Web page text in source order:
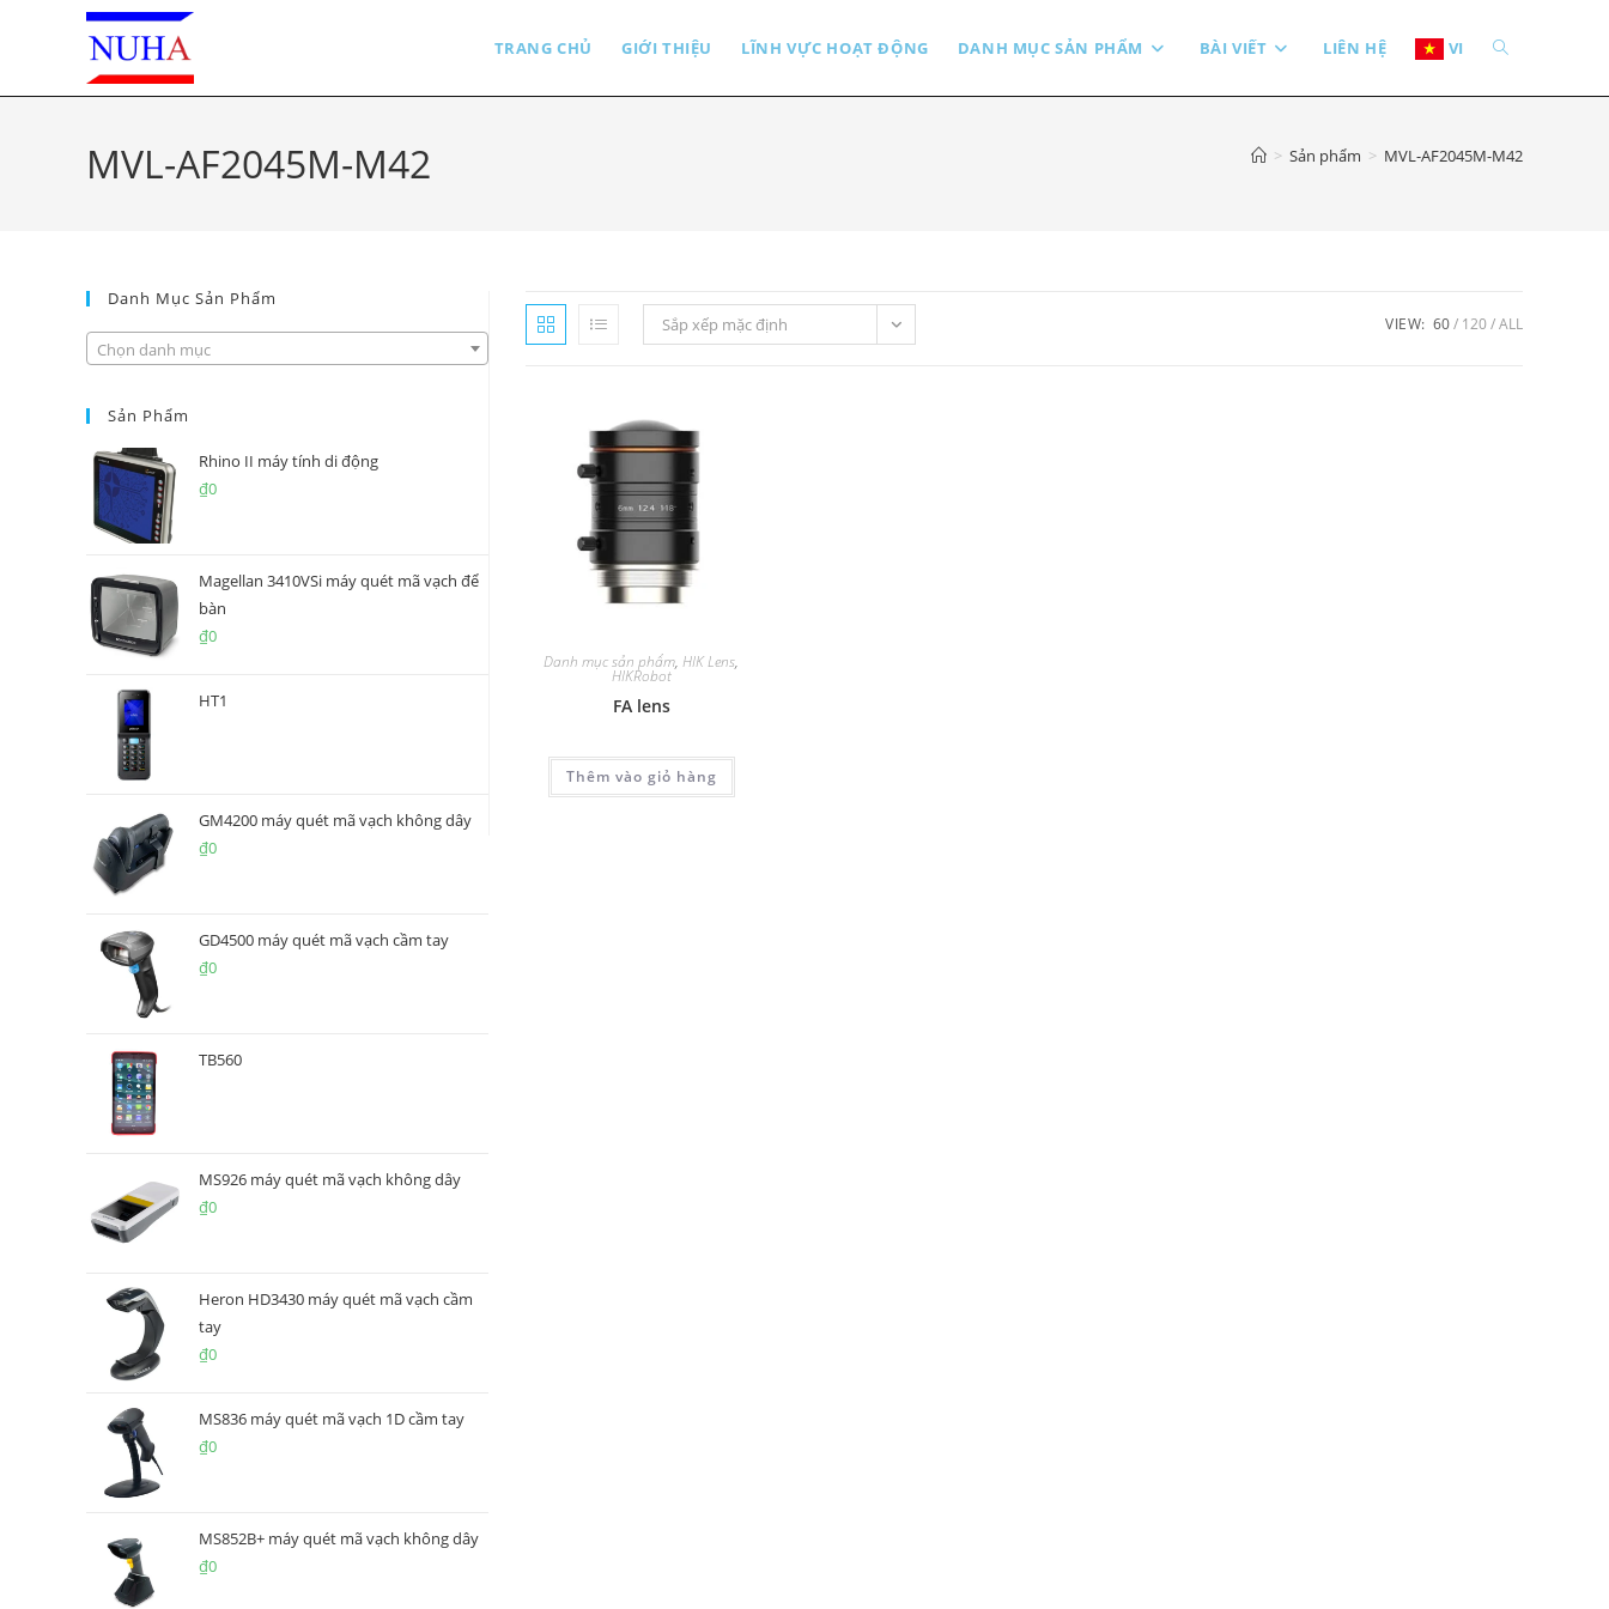
TRANG CHỦ GIỚI THIỆU LĨNH VỰC HOẠT ĐỘNG DANH MỤC SẢN PHẨM BÀI VIẾT LIÊN HỆ VI TOGGLE
MVL-AF2045M-M42 > Sản phẩm > MVL-AF2045M-M42
Sắp xếp mặc định VIEW: 60 120 ALL
Danh mục sản phẩm,HIK Lens,
HIKRobot
FA lens
Thêm vào giỏ hàng
Danh Mục Sản Phẩm
Chọn danh mục
Sản Phẩm
Rhino II máy tính di động
₫0
Magellan 3410VSi máy quét mã vạch để
bàn
₫0
HT1
GM4200 máy quét mã vạch không dây
₫0
GD4500 máy quét mã vạch cầm tay
₫0
TB560
MS926 máy quét mã vạch không dây
₫0
Heron HD3430 máy quét mã vạch cầm
tay
₫0
MS836 máy quét mã vạch 1D cầm tay
₫0
MS852B+ máy quét mã vạch không dây
₫0